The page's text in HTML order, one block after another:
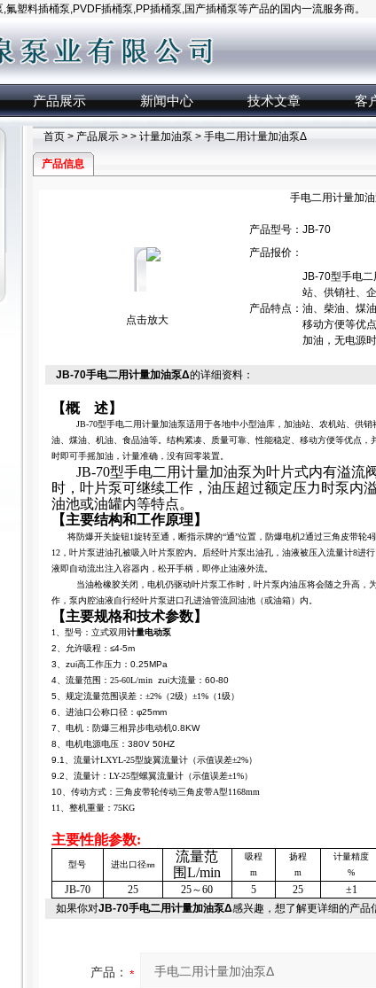
塑料插桶泵,PVDF插桶泵,PP插桶泵,国产插桶泵等产品的国内一流服务商。
产品展示 新闻中心 技术文章 客
首页> 产品展示> > 计量加油泵 > 手电二用计量加油泵Δ
产品信息
手电二用计量加
点击放大
产品型号： JB-70
产品报价：
产品特点：
JB-70型手电
站、供销社、
油、柴油、煤
移动方便等优
加油，无电源
JB-70手电二用计量加油泵Δ的详细资料：
【概 述】
JB-70型手电二用计量加油泵适用于各地中小型油库，加油站、农机站、供
油、煤油、机油、食品油等。结构紧凑、质量可靠、性能稳定、移动方便等优点，
时即可手摇加油，计量准确，没有回零装置。
JB-70型手电二用计量加油泵为叶片式内有溢流
时，叶片泵可继续工作，油压超过额定压力时泵内
油池或油罐内等特点。
【主要结构和工作原理】
将防爆开关旋钮1旋转至通，断指示牌的“通”位置，防爆电机2通过三角皮带轮4
12，叶片泵进油孔被吸入叶片泵腔内。后经叶片泵出油孔，油液被压入流量计8进
液即自动流出注入容器内，松开手柄，即停止油液外流。
当油枪橡胶关闭，电机仍驱动叶片泵工作时，叶片泵内油压将会随之升高
作，泵内腔油液自行经叶片泵进口孔进油管流回油池（或油箱）内。
【主要规格和技术参数】
1 、型号：立式双用计量电动泵
2、允许吸程：≤4-5m
3、zui高工作压力：0.25MPa
4、流量范围： 25-60L/min zui大流量：60-80
5、规定流量范围误差： ±2%（2级） ±1%（1级）
6、进油口公称口径：φ25mm
7、电机：防爆三相异步电动机0.8KW
8、电机电源电压：380V 50HZ
9.1
、流量计LXYL-25型旋翼流量计（示值误差±2%）
9.2、流量计： LY-25型螺翼流量计（示值误差±1%）
10、传动方式：三角皮带轮传动三角皮带A型1168mm
11
、整机重量： 75KG
主要性能参数:
型号 进出口径㎜
流量范
围L/min
吸程
m
扬程
m
计量精度
%
JB-70 25 25～60 5 25 ±1
如果你对JB-70手电二用计量加油泵Δ感兴趣，想了解更详细的产品
产品：